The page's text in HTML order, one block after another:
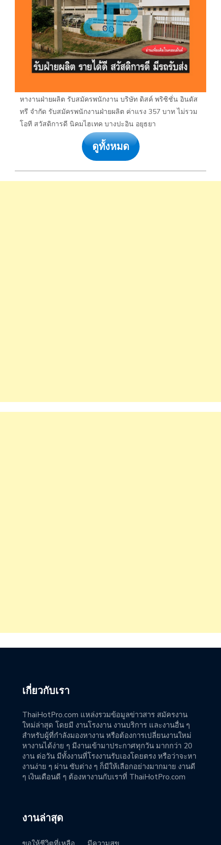
หางานฝ่ายผลิต รับสมัครพนักงาน บริษัท ดิสค์ พริซิชั่น อินดัส
ทรี จำกัด รับสมัครพนักงานฝ่ายผลิต ค่าแรง 357 บาท ไม่รวม
โอที สวัสดิการดี นิคมไฮเทค บางปะอิน อยุธยา
ดูทั้งหมด
เกี่ยวกับเรา
ThaiHotPro.com แหล่งรวมข้อมูลข่าวสาร สมัครงาน
ใหม่ล่าสุด โดยมี งานโรงงาน งานบริการ และงานอื่น ๆ
สำหรับผู้ที่กำลังมองหางาน หรือต้องการเปลี่ยนงานใหม่
หางานได้ง่าย ๆ มีงานเข้ามาประกาศทุกวัน มากกว่า 20
งาน ต่อวัน มีทั้งงานที่โรงงานรับเองโดยตรง หรือว่าจะหา
งานง่าย ๆ ผ่าน ซับต่าง ๆ ก็มีให้เลือกอย่างมากมาย งานดี
ๆ เงินเดือนดี ๆ ต้องหางานกับเราที่ ThaiHotPro.com
งานล่าสุด